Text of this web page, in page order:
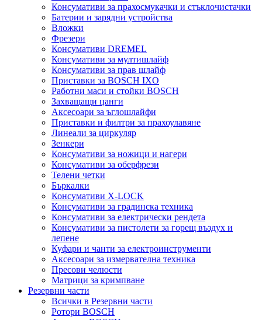
Консумативи за прахосмукачки и стъклочистачки
Батерии и зарядни устройства
Вложки
Фрезери
Консумативи DREMEL
Консумативи за мултишлайф
Консумативи за прав шлайф
Приставки за BOSCH IXO
Работни маси и стойки BOSCH
Захващащи цанги
Аксесоари за ъглошлайфи
Приставки и филтри за прахоулавяне
Линеали за циркуляр
Зенкери
Консумативи за ножици и нагери
Консумативи за оберфрези
Телени четки
Бъркалки
Консумативи X-LOCK
Консумативи за градинска техника
Консумативи за електрически рендета
Консумативи за пистолети за горещ въздух и
лепене
Куфари и чанти за електроинструменти
Аксесоари за измервателна техника
Пресови челюсти
Матрици за кримпване
Резервни части
Всички в Резервни части
Ротори BOSCH